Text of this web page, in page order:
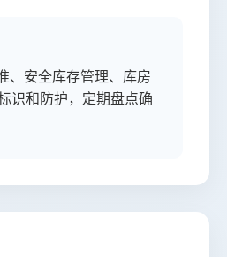
、安全库存管理、库房
识和防护，定期盘点确